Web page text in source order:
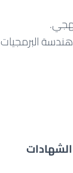
البرمجيات